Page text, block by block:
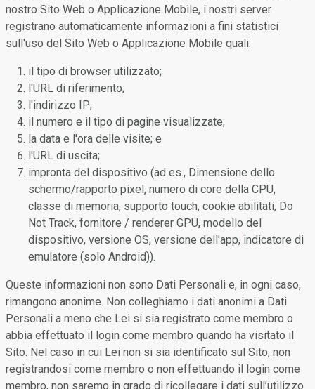
nostro Sito Web o Applicazione Mobile, i nostri server
registrano automaticamente informazioni a fini statistici
sull'uso del Sito Web o Applicazione Mobile quali:
il tipo di browser utilizzato;
l'URL di riferimento;
l'indirizzo IP;
il numero e il tipo di pagine visualizzate;
la data e l'ora delle visite; e
l'URL di uscita;
impronta del dispositivo (ad es., Dimensione dello
schermo/rapporto pixel, numero di core della CPU,
classe di memoria, supporto touch, cookie abilitati, Do
Not Track, fornitore / renderer GPU, modello del
dispositivo, versione OS, versione dell'app, indicatore di
emulatore (solo Android)).
Queste informazioni non sono Dati Personali e, in ogni caso,
rimangono anonime. Non colleghiamo i dati anonimi a Dati
Personali a meno che Lei si sia registrato come membro o
abbia effettuato il login come membro quando ha visitato il
Sito. Nel caso in cui Lei non si sia identificato sul Sito, non
registrandosi come membro o non effettuando il login come
membro, non saremo in grado di ricollegare i dati sull’utilizzo